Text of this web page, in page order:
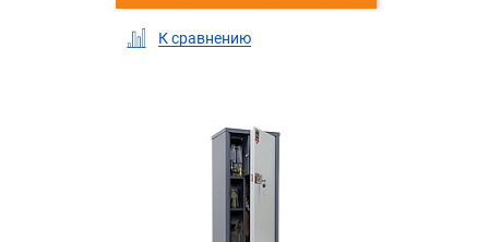
К сравнению